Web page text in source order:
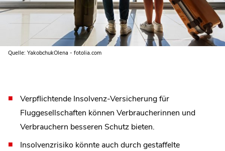
Quelle: YakobchukOlena - fotolia.com
Verpflichtende Insolvenz-Versicherung für
Fluggesellschaften können Verbraucherinnen und
Verbrauchern besseren Schutz bieten.
Insolvenzrisiko könnte auch durch gestaffelte